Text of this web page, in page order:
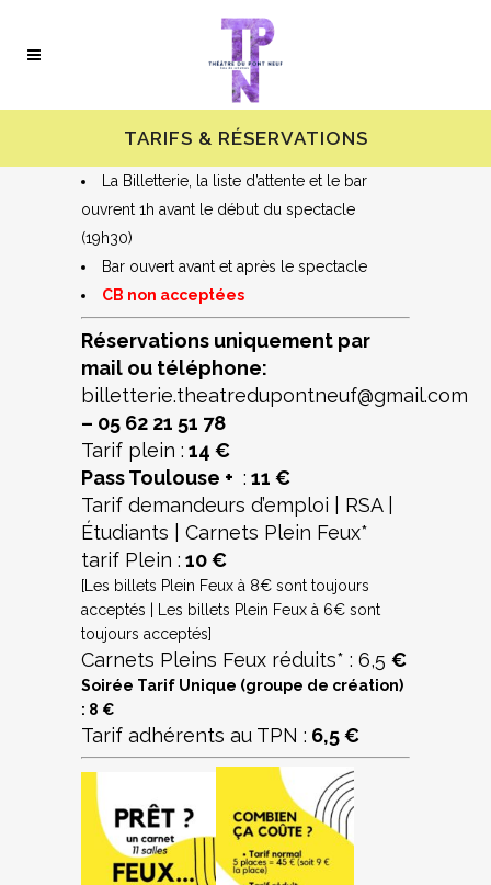
TARIFS & RÉSERVATIONS
La Billetterie, la liste d’attente et le bar
ouvrent 1h avant le début du spectacle
(19h30)
Bar ouvert avant et après le spectacle
CB non acceptées
Réservations uniquement par
mail ou téléphone:
billetterie.theatredupontneuf@gmail.com
– 05 62 21 51 78
Tarif plein : 14 €
Pass Toulouse + : 11 €
Tarif demandeurs d’emploi | RSA |
Étudiants | Carnets Plein Feux*
tarif Plein : 10 €
[Les billets Plein Feux à 8€ sont toujours
acceptés | Les billets Plein Feux à 6€ sont
toujours acceptés]
Carnets Pleins Feux réduits* : 6,5 €
Soirée Tarif Unique (groupe de création)
: 8 €
Tarif adhérents au TPN : 6,5 €